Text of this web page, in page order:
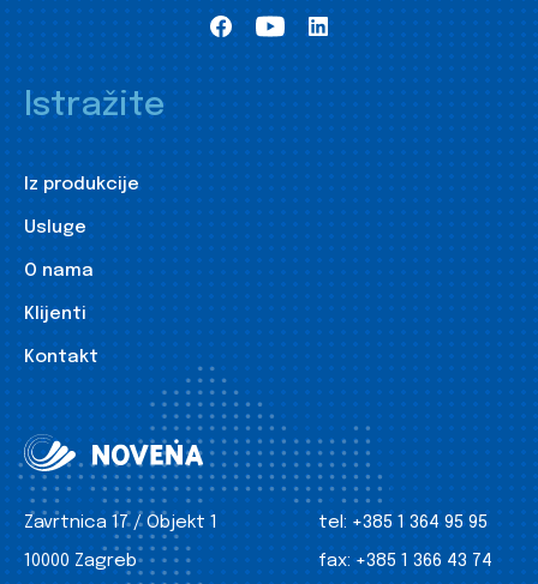
Istražite
Iz produkcije
Usluge
O nama
Klijenti
Kontakt
Zavrtnica 17 / Objekt 1
10000 Zagreb
tel: +385 1 364 95 95
fax: +385 1 366 43 74